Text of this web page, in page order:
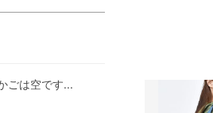
ごは空です...